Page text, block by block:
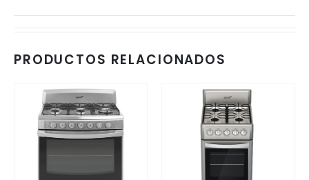
PRODUCTOS RELACIONADOS